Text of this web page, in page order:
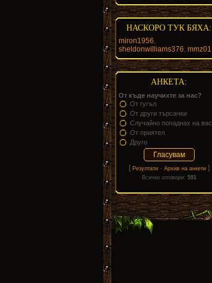
НАСКОРО ТУК БЯХА:
miron1956,
sheldonwilliams376, mmz01
АНКЕТА:
От къде научихте за нас?
От гугъл
От други търсачки
Случайно попаднах на вас
От приятел
Друго
[ Резултати· Архив на анкети]
Всичко отговори: 591